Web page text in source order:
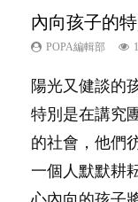
內向孩子的
POPA編輯部
陽光又健談的
特別是在講究
的社會，他們
一個人默默耕
想孩子學好
POPA編輯部
有人話學多種
間太多語言，
非？聽聽專家
孩子能力天注
POPA編輯部
很多父母都希
太差，日常自
一，還是魚與
愛孩子也別
己的身心靈？
照顧孩子衣食
要陪玩製造親
務……當父母的
一樣重要至極
夫妻必看！
POPA編輯部
你是不是也曾
然能走到白頭
料？ 經營婚姻
是大家說得那